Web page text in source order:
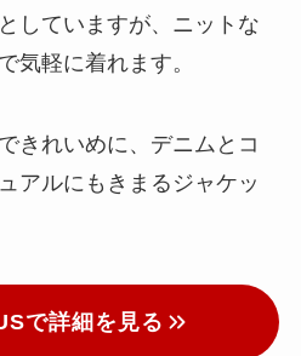
していますが、ニットな
気軽に着れます。
きれいめに、デニムとコ
アルにもきまるジャケッ
で詳細を見る